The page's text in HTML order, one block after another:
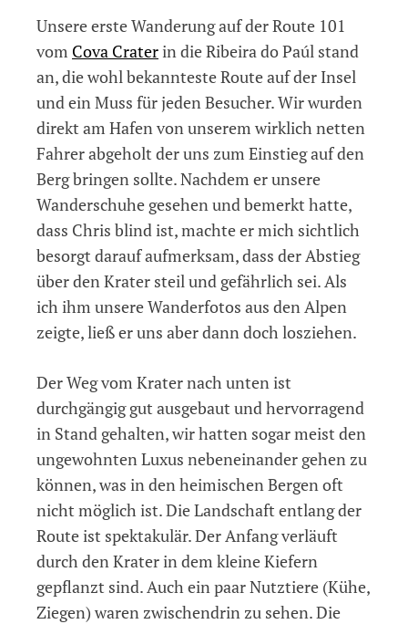
Unsere erste Wanderung auf der Route 101
vom Cova Craterin die Ribeira do Paúl stand
an, die wohl bekannteste Route auf der Insel
und ein Muss für jeden Besucher. Wir wurden
direkt am Hafen von unserem wirklich netten
Fahrer abgeholt der uns zum Einstieg auf den
Berg bringen sollte. Nachdem er unsere
Wanderschuhe gesehen und bemerkt hatte,
dass Chris blind ist, machte er mich sichtlich
besorgt darauf aufmerksam, dass der Abstieg
über den Krater steil und gefährlich sei. Als
ich ihm unsere Wanderfotos aus den Alpen
zeigte, ließ er uns aber dann doch losziehen.
Der Weg vom Krater nach unten ist
durchgängig gut ausgebaut und hervorragend
in Stand gehalten, wir hatten sogar meist den
ungewohnten Luxus nebeneinander gehen zu
können, was in den heimischen Bergen oft
nicht möglich ist. Die Landschaft entlang der
Route ist spektakulär. Der Anfang verläuft
durch den Krater in dem kleine Kiefern
gepflanzt sind. Auch ein paar Nutztiere (Kühe,
Ziegen) waren zwischendrin zu sehen. Die